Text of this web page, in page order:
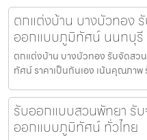
ตกแต่งบ้าน บางบัวทอง
ออกแบบภูมิทัศน์ นนทบุรี
ตกแต่งบ้าน บางบัวทอง รับจัดส
ทัศน์ ราคาเป็นกันเอง เน้นคุณภา
รับออกแบบสวนพัทยา รั
ออกแบบภูมิทัศน์ ทั่วไทย